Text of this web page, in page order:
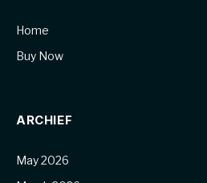
Home
Buy Now
ARCHIEF
May 2026